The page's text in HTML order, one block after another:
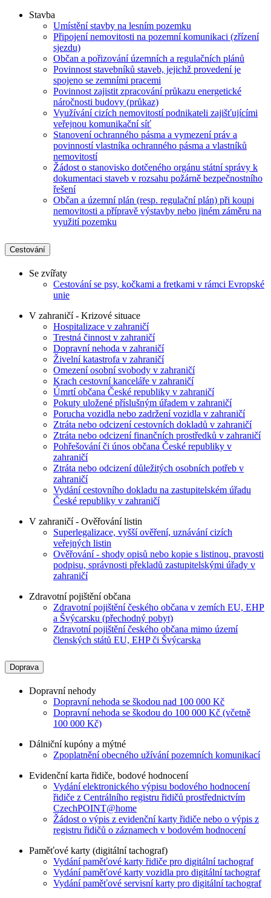
Stavba
Umístění stavby na lesním pozemku
Připojení nemovitosti na pozemní komunikaci (zřízení
sjezdu)
Občan a pořizování územních a regulačních plánů
Povinnost stavebníků staveb, jejichž provedení je
spojeno se zemními pracemi
Povinnost zajistit zpracování průkazu energetické
náročnosti budovy (průkaz)
Využívání cizích nemovitostí podnikateli zajišťujícími
veřejnou komunikační síť
Stanovení ochranného pásma a vymezení práv a
povinností vlastníka ochranného pásma a vlastníků
nemovitostí
Žádost o stanovisko dotčeného orgánu státní správy k
dokumentaci staveb v rozsahu požárně bezpečnostního
řešení
Občan a územní plán (resp. regulační plán) při koupi
nemovitosti a přípravě výstavby nebo jiném záměru na
využití pozemku
Cestování
Se zvířaty
Cestování se psy, kočkami a fretkami v rámci Evropské
unie
V zahraničí - Krizové situace
Hospitalizace v zahraničí
Trestná činnost v zahraničí
Dopravní nehoda v zahraničí
Živelní katastrofa v zahraničí
Omezení osobní svobody v zahraničí
Krach cestovní kanceláře v zahraničí
Úmrtí občana České republiky v zahraničí
Pokuty uložené příslušným úřadem v zahraničí
Porucha vozidla nebo zadržení vozidla v zahraničí
Ztráta nebo odcizení cestovních dokladů v zahraničí
Ztráta nebo odcizení finančních prostředků v zahraničí
Pohřešování či únos občana České republiky v
zahraničí
Ztráta nebo odcizení důležitých osobních potřeb v
zahraničí
Vydání cestovního dokladu na zastupitelském úřadu
České republiky v zahraničí
V zahraničí - Ověřování listin
Superlegalizace, vyšší ověření, uznávání cizích
veřejných listin
Ověřování - shody opisů nebo kopie s listinou, pravosti
podpisu, správnosti překladů zastupitelskými úřady v
zahraničí
Zdravotní pojištění občana
Zdravotní pojištění českého občana v zemích EU, EHP
a Švýcarsku (přechodný pobyt)
Zdravotní pojištění českého občana mimo území
členských států EU, EHP či Švýcarska
Doprava
Dopravní nehody
Dopravní nehoda se škodou nad 100 000 Kč
Dopravní nehoda se škodou do 100 000 Kč (včetně
100 000 Kč)
Dálniční kupóny a mýtné
Zpoplatnění obecného užívání pozemních komunikací
Evidenční karta řidiče, bodové hodnocení
Vydání elektronického výpisu bodového hodnocení
řidiče z Centrálního registru řidičů prostřednictvím
CzechPOINT@home
Žádost o výpis z evidenční karty řidiče nebo o výpis z
registru řidičů o záznamech v bodovém hodnocení
Paměťové karty (digitální tachograf)
Vydání paměťové karty řidiče pro digitální tachograf
Vydání paměťové karty vozidla pro digitální tachograf
Vydání paměťové servisní karty pro digitální tachograf